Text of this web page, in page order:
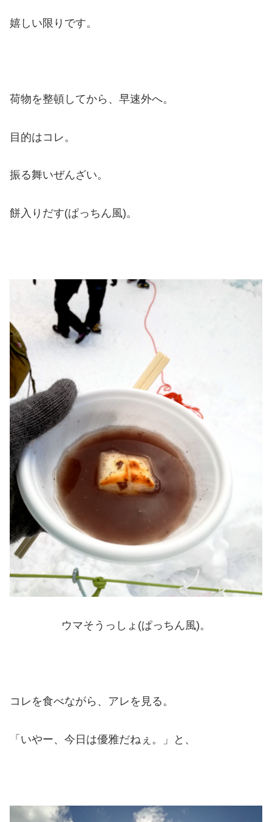
嬉しい限りです。
荷物を整頓してから、早速外へ。
目的はコレ。
振る舞いぜんざい。
餅入りだす(ぱっちん風)。
ウマそうっしょ(ぱっちん風)。
コレを食べながら、アレを見る。
「いやー、今日は優雅だねぇ。」と、